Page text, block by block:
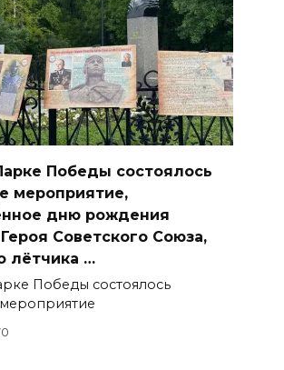
Победы состоялось
мероприятие,
дню рождения
Советского Союза,
лётчика …
Победы состоялось